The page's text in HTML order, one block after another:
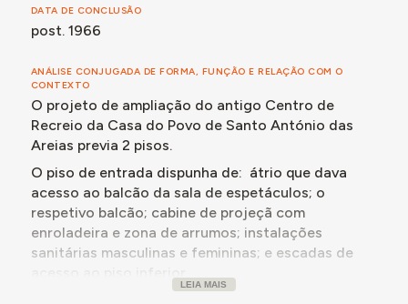
referido centro em janeiro de 1966 - elaborado pelo
Eng.º Fortunato Picado Ventura
Ministério das Obras Públicas concederia à Casa do
Povo de Santo António das Areias uma
comparticipação no valor de 228.000$00, através do
Fundo de Desemprego, para a Ampliação do seu
Centro de Recreio - num projeto orçado em
760.000$00.
Em outubro de 1970, seria atribuído um reforço de
comparticipação no valor de 14.800$00 - e virtude do
orçamento total de 867.000$00.
1981 - data em que parece ter sido elaborado o
DATA DE CONCLUSÃO
post. 1966
ANÁLISE CONJUGADA DE FORMA, FUNÇÃO E RELAÇÃO COM O
CONTEXTO
O projeto de ampliação do antigo Centro de
Recreio da Casa do Povo de Santo António das
Areias previa 2 pisos.
O piso de entrada dispunha de: átrio que dava
acesso ao balcão da sala de espetáculos; o
respetivo balcão; cabine de projeçã com
enroladeira e zona de arrumos; instalações
sanitárias masculinas e femininas; e escadas de
LEIA MAIS